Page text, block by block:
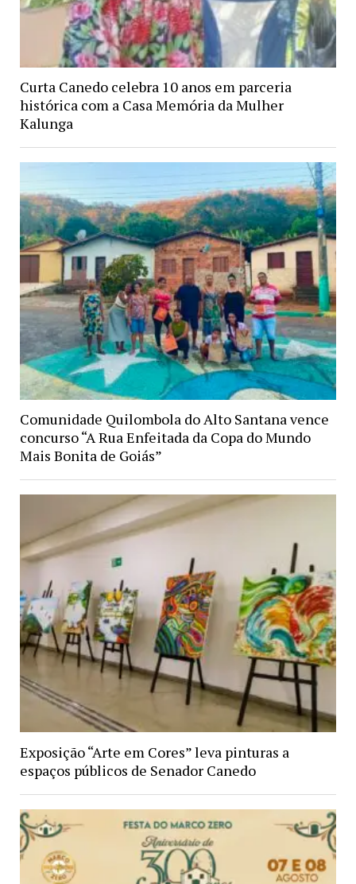
Curta Canedo celebra 10 anos em parceria
histórica com a Casa Memória da Mulher
Kalunga
Comunidade Quilombola do Alto Santana vence
concurso “A Rua Enfeitada da Copa do Mundo
Mais Bonita de Goiás”
Exposição “Arte em Cores” leva pinturas a
espaços públicos de Senador Canedo